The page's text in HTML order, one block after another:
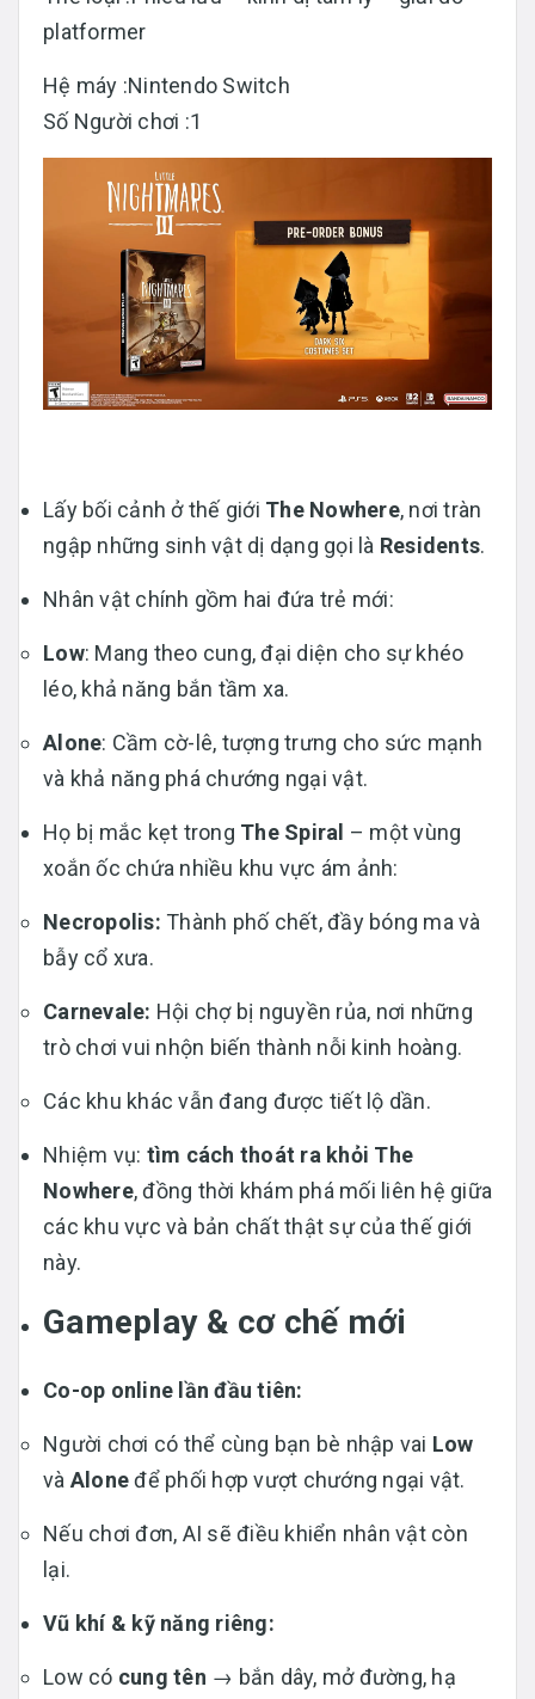
platformer
Hệ máy :Nintendo Switch
Số Người chơi :1
Lấy bối cảnh ở thế giới The Nowhere, nơi tràn
ngập những sinh vật dị dạng gọi là Residents.
Nhân vật chính gồm hai đứa trẻ mới:
Low: Mang theo cung, đại diện cho sự khéo
léo, khả năng bắn tầm xa.
Alone: Cầm cờ-lê, tượng trưng cho sức mạnh
và khả năng phá chướng ngại vật.
Họ bị mắc kẹt trong The Spiral – một vùng
xoắn ốc chứa nhiều khu vực ám ảnh:
Necropolis: Thành phố chết, đầy bóng ma và
bẫy cổ xưa.
Carnevale: Hội chợ bị nguyền rủa, nơi những
trò chơi vui nhộn biến thành nỗi kinh hoàng.
Các khu khác vẫn đang được tiết lộ dần.
Nhiệm vụ: tìm cách thoát ra khỏi The
Nowhere, đồng thời khám phá mối liên hệ giữa
các khu vực và bản chất thật sự của thế giới
này.
Gameplay & cơ chế mới
Co-op online lần đầu tiên:
Người chơi có thể cùng bạn bè nhập vai Low
và Aloneđể phối hợp vượt chướng ngại vật.
Nếu chơi đơn, AI sẽ điều khiển nhân vật còn
lại.
Vũ khí & kỹ năng riêng:
Low có cung tên → bắn dây, mở đường, hạ